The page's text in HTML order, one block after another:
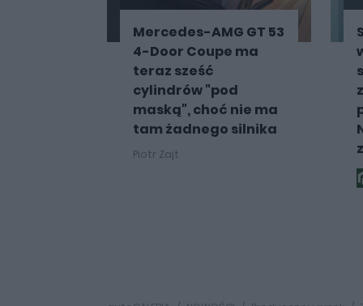
Mercedes-AMG GT 53
4-Door Coupe ma
teraz sześć
cylindrów "pod
maską", choć nie ma
tam żadnego silnika
Piotr Zajt